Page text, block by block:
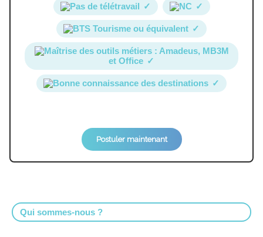
Pas de télétravail ✓ NC ✓
BTS Tourisme ou équivalent ✓
Maîtrise des outils métiers : Amadeus, MB3M
et Office ✓
Bonne connaissance des destinations ✓
Postuler maintenant
Qui sommes-nous ?